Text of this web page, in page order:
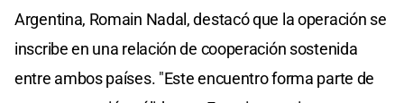
Argentina, Romain Nadal, destacó que la operación se
inscribe en una relación de cooperación sostenida
entre ambos países. "Este encuentro forma parte de